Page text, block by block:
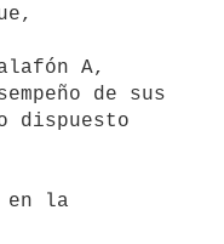
A,
de sus
dispuesto
en la